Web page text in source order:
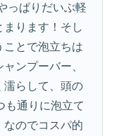
っぱりだいぶ軽
ります！そし
ことで泡立ちは
ンプーバー、
濡らして、頭の
も通りに泡立て
なのでコスパ的